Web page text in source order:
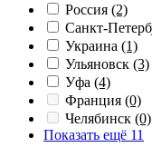
Россия (2)
Санкт-
Украина (1)
Ульяновск (3)
Уфа (4)
Франция (0)
Челябинск (0)
Показать ещё 11